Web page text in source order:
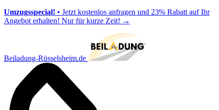
Umzugsspecial! • Jetzt kostenlos anfragen und 23% Rabatt auf Ihr
Angebot erhalten! Nur für kurze Zeit! →
Beiladung-Rüsselsheim.de